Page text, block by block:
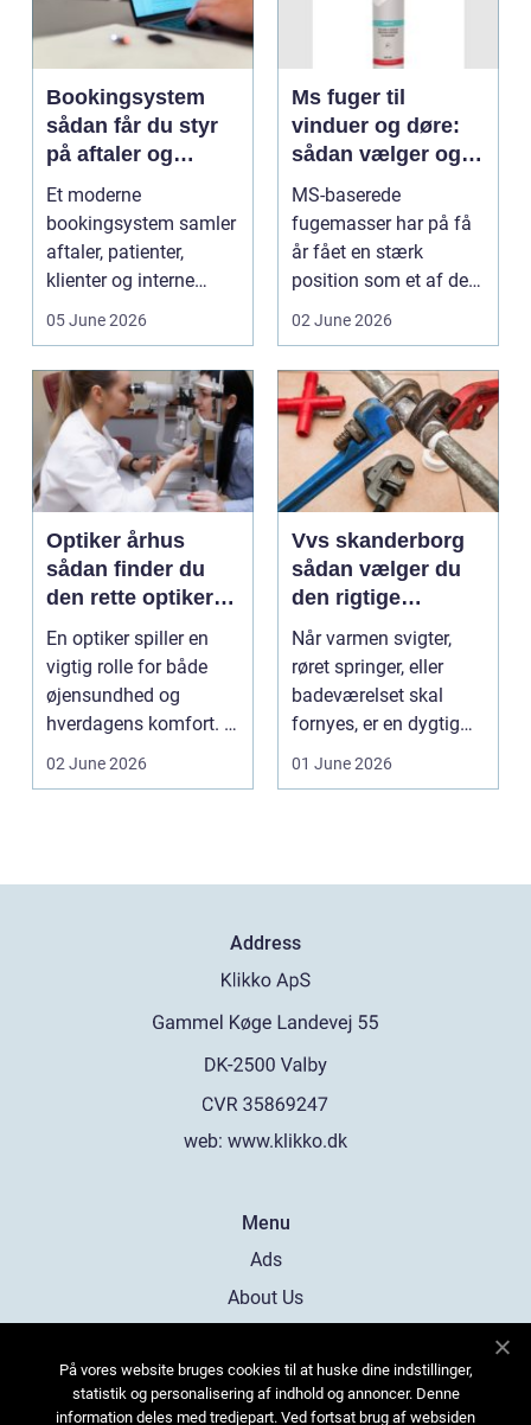
Bookingsystem
sådan får du styr
på aftaler og
arbejdsgange
Et moderne
bookingsystem samler
aftaler, patienter,
klienter og interne
arbejdsgange ét sted. I
05 June 2026
Ms fuger til
vinduer og døre:
sådan vælger og
bruger du dem
rigtigt
MS-baserede
fugemasser har på få
år fået en stærk
position som et af de
mest alsidige valg til
02 June 2026
Optiker århus
sådan finder du
den rette optiker i
byen
En optiker spiller en
vigtig rolle for både
øjensundhed og
hverdagens komfort. I
en by som Aarhus, h...
02 June 2026
Vvs skanderborg
sådan vælger du
den rigtige
installatør
Når varmen svigter,
røret springer, eller
badeværelset skal
fornyes, er en dygtig
VVS-installatør gu...
01 June 2026
Address
web: www.klikko.dk
Menu
Ads
About Us
Contact
Sitemap
På vores website bruges cookies til at huske dine indstillinger,
statistik og personalisering af indhold og annoncer. Denne
information deles med tredjepart. Ved fortsat brug af websiden